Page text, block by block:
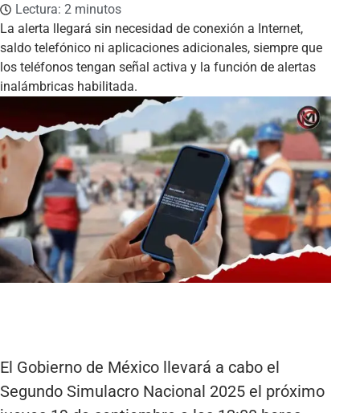
Lectura: 2 minutos
La alerta llegará sin necesidad de conexión a Internet,
saldo telefónico ni aplicaciones adicionales, siempre que
los teléfonos tengan señal activa y la función de alertas
inalámbricas habilitada.
El Gobierno de México llevará a cabo el
Segundo Simulacro Nacional 2025 el próximo